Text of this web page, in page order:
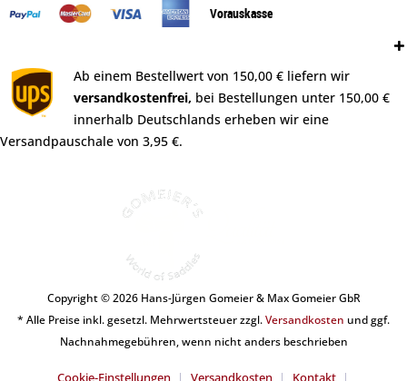
Vorauskasse
Ab einem Bestellwert von 150,00 € liefern wir
versandkostenfrei, bei Bestellungen unter 150,00 €
innerhalb Deutschlands erheben wir eine
Versandpauschale von 3,95 €.
Copyright © 2026 Hans-Jürgen Gomeier & Max Gomeier GbR
* Alle Preise inkl. gesetzl. Mehrwertsteuer zzgl.Versandkosten und ggf.
Nachnahmegebühren, wenn nicht anders beschrieben
Cookie-Einstellungen Versandkosten Kontakt